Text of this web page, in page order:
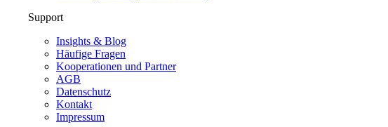
Support
Insights & Blog
Häufige Fragen
Kooperationen und Partner
AGB
Datenschutz
Kontakt
Impressum